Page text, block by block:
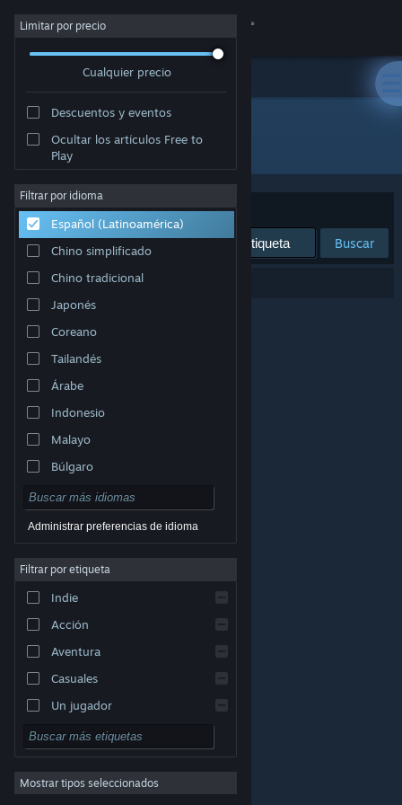
Iniciar sesión
Acerca de
Soporte
Cambiar idioma
Obtener la aplicación de Steam Mobile
Ver versión clásica
© Valve Corporation. Todos los derechos reservados.
Todas las marcas registradas pertenecen a sus
respectivos dueños en EE. UU. y otros países.Política
de Privacidad|Información legal|Accesibilidad|
Cookies
Limitar por precio
Cualquier precio
Descuentos y eventos
Ocultar los artículos Free to
Play
Filtrar por idioma
Español (Latinoamérica)
Chino simplificado
Chino tradicional
Japonés
Coreano
Tailandés
Árabe
Indonesio
Malayo
Búlgaro
Checo
Danés
Alemán
Inglés
Español (España)
Griego
Administrar preferencias de idioma
Filtrar por etiqueta
Indie
Acción
Aventura
Casuales
Un jugador
Simuladores
Rol
Estrategia
Mostrar tipos seleccionados
Editor: Rose Tinted Games LLC
Ordenar por Relevancia
Buscar
0 resultado(s) coinciden con la búsqueda.